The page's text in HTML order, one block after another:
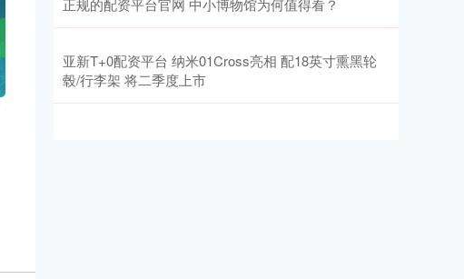
正规的配资平台官网 中小博物馆为何值得看？
亚新T+0配资平台 纳米01Cross亮相 配18英寸熏黑轮
毂/行李架 将二季度上市